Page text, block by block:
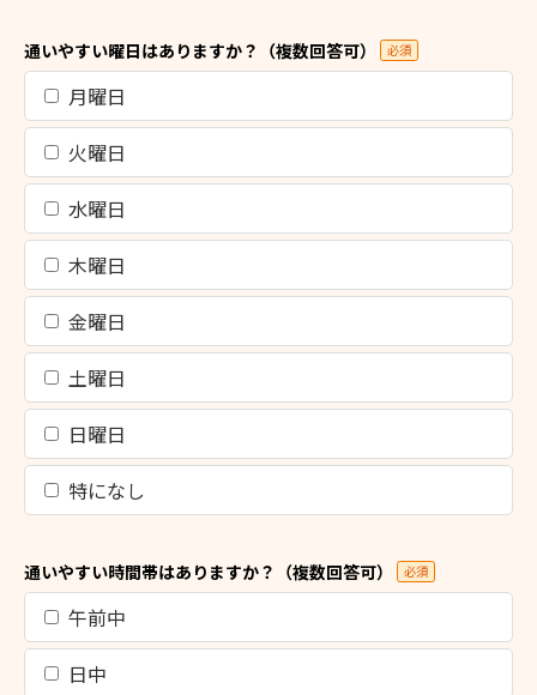
通いやすい曜日はありますか？（複数回答可） 必須
月曜日
火曜日
水曜日
木曜日
金曜日
土曜日
日曜日
特になし
通いやすい時間帯はありますか？（複数回答可） 必須
午前中
日中